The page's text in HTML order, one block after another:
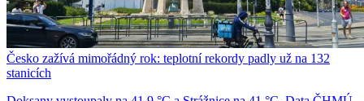
Česko zažívá mimořádný rok: teplotní rekordy padly už na 132
stanicích